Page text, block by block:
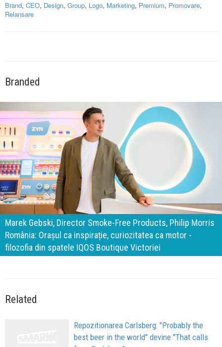
Brand, CEO, Design, Group, Logo, Marketing, Premium, Promovare,
Relansare
Branded
140 de ani de Mercedes-Benz. Ramona Pîrlog: Cel mai
important „test al timpului” este să inovăm constant, dar
cu aceeași responsabilitate față de oameni, siguranță și
calitate
Related
Repozitionarea Carlsberg: "Probably the
best beer in the world" devine "That calls